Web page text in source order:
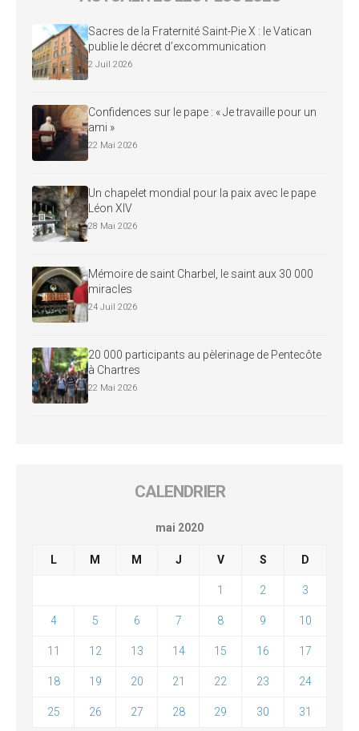
Sacres de la Fraternité Saint-Pie X : le Vatican
publie le décret d’excommunication
2 Juil 2026
Confidences sur le pape : « Je travaille pour un
ami »
22 Mai 2026
Un chapelet mondial pour la paix avec le pape
Léon XIV
28 Mai 2026
Mémoire de saint Charbel, le saint aux 30 000
miracles
24 Juil 2026
20 000 participants au pèlerinage de Pentecôte
à Chartres
22 Mai 2026
CALENDRIER
mai 2020
L M M J V S D
1 2 3
4 5 6 7 8 9 10
11 12 13 14 15 16 17
18 19 20 21 22 23 24
25 26 27 28 29 30 31